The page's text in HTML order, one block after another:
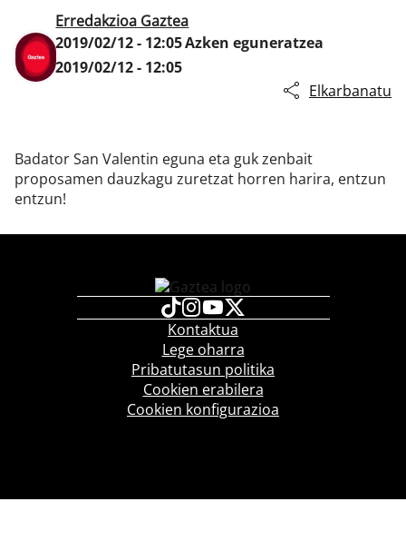
Erredakzioa Gaztea
2019/02/12 - 12:05Azken eguneratzea
2019/02/12 - 12:05
Elkarbanatu
Badator San Valentin eguna eta guk zenbait
proposamen dauzkagu zuretzat horren harira, entzun
entzun!
Kontaktua
Lege oharra
Pribatutasun politika
Cookien erabilera
Cookien konfigurazioa